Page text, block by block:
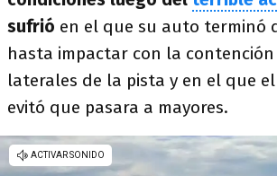
sufrió en el que su auto terminó
hasta impactar con la
laterales de la pista y en el que
evitó que pasara a mayores.